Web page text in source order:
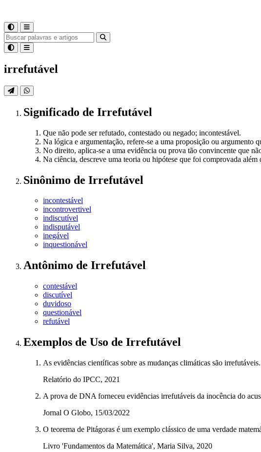
irrefutável
Significado de Irrefutável
Que não pode ser refutado, contestado ou negado; incontestável.
Na lógica e argumentação, refere-se a uma proposição ou argumento
No direito, aplica-se a uma evidência ou prova tão convincente que
Na ciência, descreve uma teoria ou hipótese que foi comprovada
Sinônimo de Irrefutável
incontestável
incontrovertivel
indiscutível
indisputável
inegável
inquestionável
Antônimo de Irrefutável
contestável
discutível
duvidoso
questionável
refutável
Exemplos de Uso de Irrefutável
As evidências científicas sobre as mudanças climáticas são irrefutáveis.
Relatório do IPCC, 2021
A prova de DNA forneceu evidências irrefutáveis da inocência do
Jornal O Globo, 15/03/2022
O teorema de Pitágoras é um exemplo clássico de uma verdade
Livro 'Fundamentos da Matemática', Maria Silva, 2020